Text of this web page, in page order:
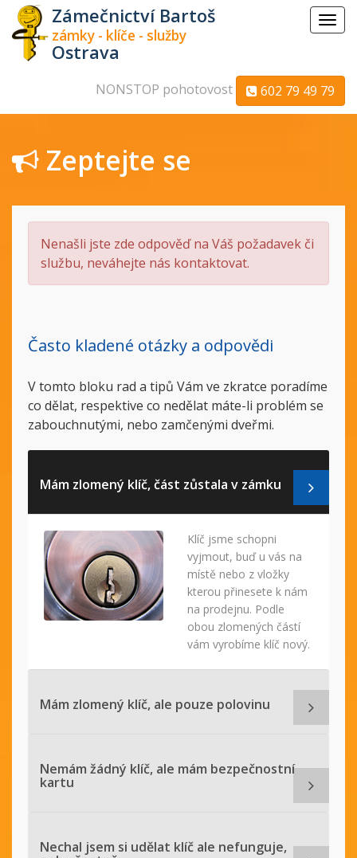
Menu
Zámečnictví Bartoš
zámky - klíče - služby
Ostrava
NONSTOP pohotovost 602 79 49 79
Zeptejte se
Nenašli jste zde odpověď na Váš požadavek či
službu, neváhejte nás kontaktovat.
Často kladené otázky a odpovědi
V tomto bloku rad a tipů Vám ve zkratce poradíme
co dělat, respektive co nedělat máte-li problém se
zabouchnutými, nebo zamčenými dveřmi.
Mám zlomený klíč, část zůstala v zámku
Klíč jsme schopni
vyjmout, buď u vás na
místě nebo z vložky
kterou přinesete k nám
na prodejnu. Podle
obou zlomených částí
vám vyrobíme klíč nový.
Mám zlomený klíč, ale pouze polovinu
Nemám žádný klíč, ale mám bezpečnostní
kartu
Nechal jsem si udělat klíč ale nefunguje,